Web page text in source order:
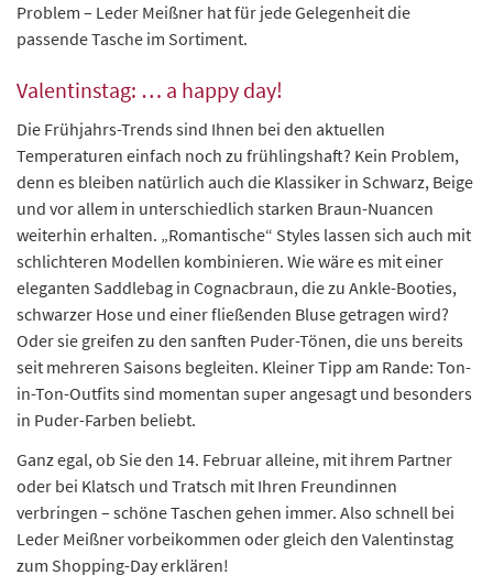
Problem – Leder Meißner hat für jede Gelegenheit die
passende Tasche im Sortiment.
Valentinstag: … a happy day!
Die Frühjahrs-Trends sind Ihnen bei den aktuellen
Temperaturen einfach noch zu frühlingshaft? Kein Problem,
denn es bleiben natürlich auch die Klassiker in Schwarz, Beige
und vor allem in unterschiedlich starken Braun-Nuancen
weiterhin erhalten. „Romantische“ Styles lassen sich auch mit
schlichteren Modellen kombinieren. Wie wäre es mit einer
eleganten Saddlebag in Cognacbraun, die zu Ankle-Booties,
schwarzer Hose und einer fließenden Bluse getragen wird?
Oder sie greifen zu den sanften Puder-Tönen, die uns bereits
seit mehreren Saisons begleiten. Kleiner Tipp am Rande: Ton-
in-Ton-Outfits sind momentan super angesagt und besonders
in Puder-Farben beliebt.
Ganz egal, ob Sie den 14. Februar alleine, mit ihrem Partner
oder bei Klatsch und Tratsch mit Ihren Freundinnen
verbringen – schöne Taschen gehen immer. Also schnell bei
Leder Meißner vorbeikommen oder gleich den Valentinstag
zum Shopping-Day erklären!